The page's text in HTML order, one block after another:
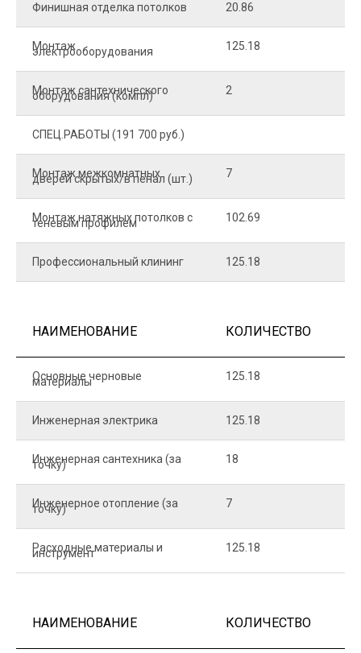
Финишная отделка потолков 20.86
Монтаж
электрооборудования 125.18
Монтаж сантехнического
оборудования (компл) 2
СПЕЦ.РАБОТЫ (191 700 руб.)
Монтаж межкомнатных
дверей скрытых/в пенал (шт.) 7
Монтаж натяжных потолков с
теневым профилем 102.69
Профессиональный клининг 125.18
НАИМЕНОВАНИЕ КОЛИЧЕСТВО
Основные черновые
материалы 125.18
Инженерная электрика 125.18
Инженерная сантехника (за
точку) 18
Инженерное отопление (за
точку) 7
Расходные материалы и
инструмент 125.18
НАИМЕНОВАНИЕ КОЛИЧЕСТВО